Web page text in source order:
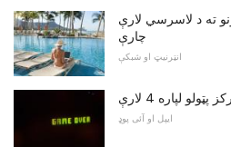
ته د لاسرسي لارې
چارې
انټرنیټ او شبکې
لپاره 4 لارې
ایپل او آئی پوډ